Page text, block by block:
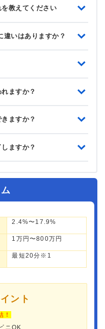
教えてください
違いはありますか？
ますか？
ますか？
ますか？
2.4%〜17.9%
1万円〜800万円
最短20分※1
ント
！
ニOK